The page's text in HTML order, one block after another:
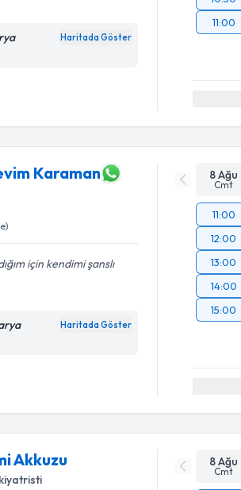
Haritada Göster
11:00
Karaman
için kendimi şanslı
Haritada Göster
8 Ağu
Cmt
11:00
12:00
13:00
14:00
15:00
Akkuzu 8 Ağu
Cmt